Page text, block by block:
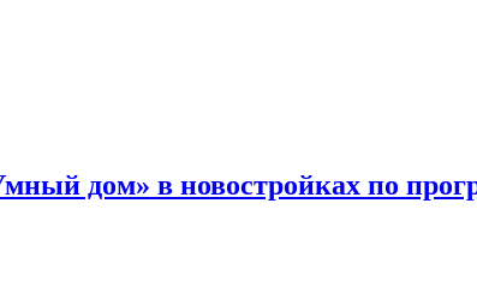
дом» в новостройках по